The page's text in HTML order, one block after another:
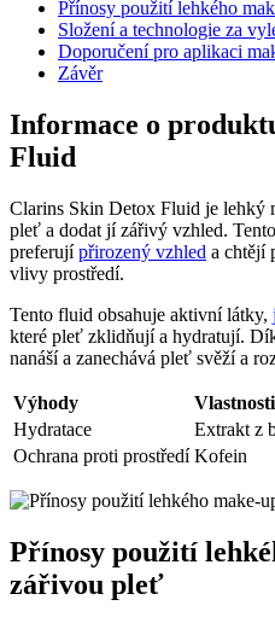
Přínosy použití lehkého
Složení a technologie za
Doporučení pro aplikaci
Závěr
Informace o
Fluid
Clarins Skin Detox Fluid je lehký
pleť a dodat jí zářivý vzhled.
preferujípřirozený vzhled a chtějí
vlivy prostředí.
Tento fluid obsahuje aktivní látky,
které pleť zklidňují a hydratují.
nanáší a zanechává pleť svěží a
Výhody
Vlastnosti
Hydratace
Extrakt z
Ochrana proti prostředí Kofein
Přínosy použití
zářivou pleť